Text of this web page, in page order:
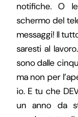
notifiche. O
schermo del
messaggi! Il
saresti al
sono dalle
ma non per
io. E tu che
un anno da